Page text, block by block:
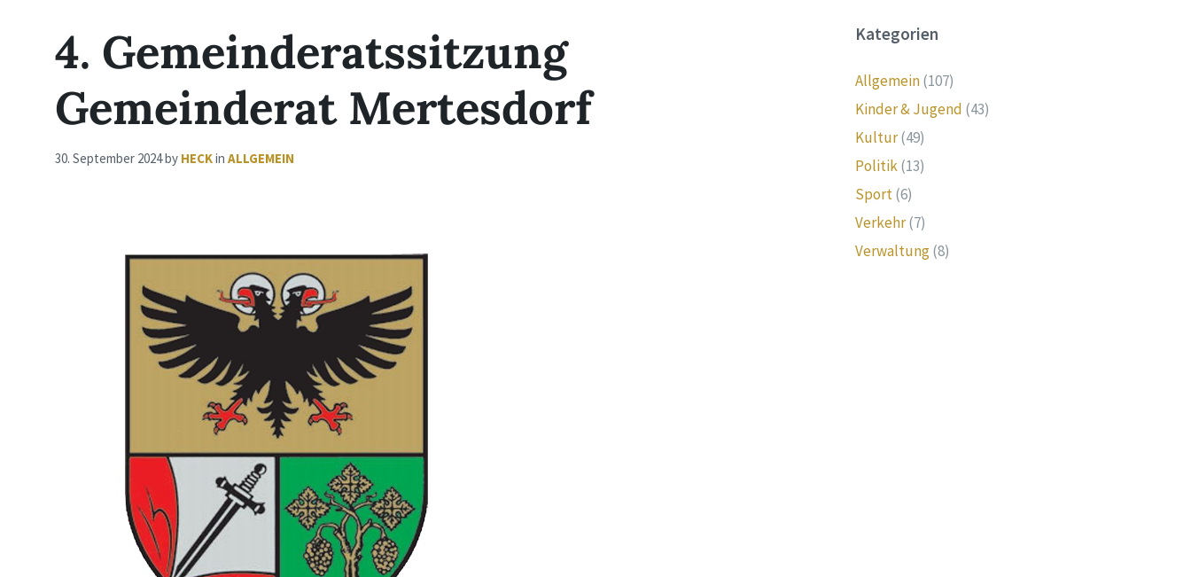
4. Gemeinderatssitzung
Gemeinderat Mertesdorf
30. September 2024by HECKin ALLGEMEIN
Kategorien
Allgemein(107)
Kinder & Jugend (43)
Kultur(49)
Politik(13)
Sport(6)
Verkehr(7)
Verwaltung(8)